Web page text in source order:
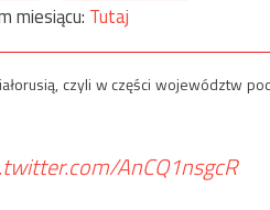
miesiącu: Tutaj
czyli w części województw
AnCQ1nsgcR